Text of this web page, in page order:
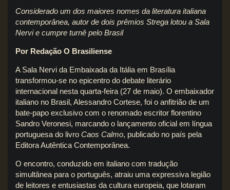
Considerado um dos maiores nomes da literatura italiana
contemporânea, autor de dois prêmios Strega lotou a Sala
Nervi e cumpre turnê pelo Brasil
Por Redação O Brasiliense
A Sala Nervi da Embaixada da Itália em Brasília
transformou-se no epicentro do debate literário
internacional nesta quarta-feira (27 de maio). O embaixador
italiano no Brasil, Alessandro Cortese, foi o anfitrião de um
bate-papo exclusivo com o renomado escritor florentino
Sandro Veronesi, marcando o lançamento oficial em língua
portuguesa do livro Caos Calmo, publicado no país pela
Editora Autêntica Contemporânea.
O encontro, conduzido em italiano com tradução
simultânea para o português, atraiu uma expressiva legião
de leitores e entusiastas da cultura europeia, que lotaram